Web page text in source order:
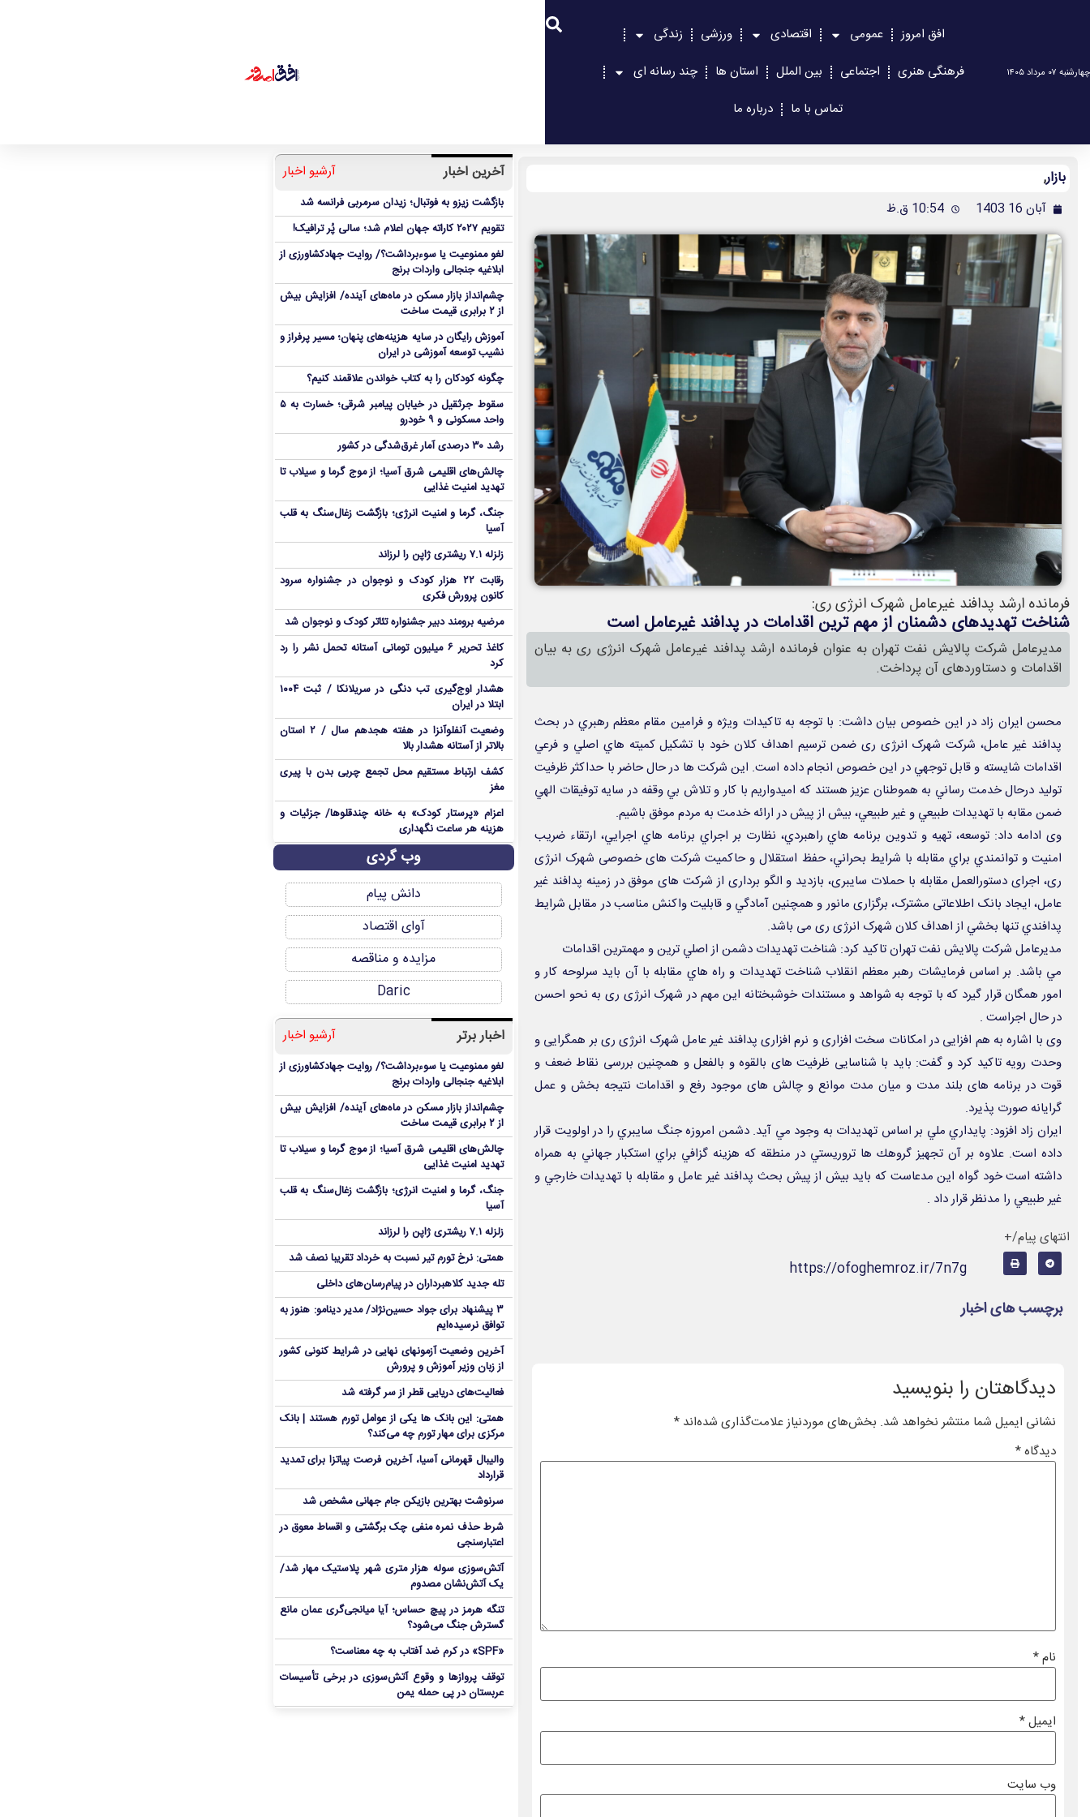
چهارشنبه ۰۷ مرداد ۱۴۰۵
افق امروز عمومی اقتصادی ورزشی
زندگی
فرهنگی هنری
اجتماعی بین الملل استان ها
چند رسانه ای
تماس با ما
درباره ما
بازار,
آبان 16 1403 10:54 ق.ظ
فرمانده ارشد پدافند غیرعامل شهرک انرژی ری:
شناخت تهديدهای دشمنان از مهم ترین اقدامات در پدافند غیرعامل است
مدیرعامل شرکت پالایش نفت تهران به عنوان فرمانده ارشد پدافند غیرعامل شهرک انرژی ری به بیان
اقدامات و دستاوردهای آن پرداخت.
محسن ایران زاد در این خصوص بیان داشت: با توجه به تاكيدات ويژه و فرامين مقام معظم رهبري در بحث
پدافند غير عامل، شركت شهرک انرژی ری ضمن ترسيم اهداف كلان خود با تشكيل كميته هاي اصلي و فرعي
اقدامات شايسته و قابل توجهي در اين خصوص انجام داده است. اين شركت ها در حال حاضر با حداكثر ظرفيت
توليد درحال خدمت رساني به هموطنان عزيز هستند كه اميدواريم با كار و تلاش بي وقفه در سايه توفيقات الهي
ضمن مقابه با تهديدات طبيعي و غير طبيعي، بيش از پيش در ارائه خدمت به مردم موفق باشیم.
وی ادامه داد: توسعه، تهيه و تدوين برنامه هاي راهبردي، نظارت بر اجراي برنامه هاي اجرايي، ارتقاء ضريب
امنيت و توانمندي براي مقابله با شرايط بحراني، حفظ استقلال و حاکمیت شرکت های خصوصی شهرک انرژی
ری، اجرای دستورالعمل مقابله با حملات سایبری، بازدید و الگو برداری از شرکت های موفق در زمینه پدافند غیر
عامل، ایجاد بانک اطلاعاتی مشترک، برگزاری مانور و همچنين آمادگي و قابليت واكنش مناسب در مقابل شرايط
پدافندي تنها بخشي از اهداف كلان شهرک انرژی ری می باشد.
مدیرعامل شرکت پالایش نفت تهران تاکید کرد: شناخت تهديدات دشمن از اصلي ترين و مهمترين اقدامات
مي باشد. بر اساس فرمايشات رهبر معظم انقلاب شناخت تهديدات و راه هاي مقابله با آن بايد سرلوحه كار و
امور همگان قرار گيرد كه با توجه به شواهد و مستندات خوشبختانه اين مهم در شهرک انرژی ری به نحو احسن
در حال اجراست .
وی با اشاره به هم افزایی در امکانات سخت افزاری و نرم افزاری پدافند غیر عامل شهرک انرژی ری بر همگرایی و
وحدت رویه تاکید کرد و گفت: باید با شناسایی ظرفیت های بالقوه و بالفعل و همچنین بررسی نقاط ضعف و
قوت در برنامه های بلند مدت و میان مدت موانع و چالش های موجود رفع و اقدامات نتیجه بخش و عمل
گرایانه صورت پذیرد.
ایران زاد افزود: پايداري ملي بر اساس تهديدات به وجود مي آيد. دشمن امروزه جنگ سايبري را در اولويت قرار
داده است. علاوه بر آن تجهيز گروهك ها تروريستي در منطقه كه هزينه گزافي براي استكبار جهاني به همراه
داشته است خود گواه اين مدعاست كه بايد بيش از پيش بحث پدافند غير عامل و مقابله با تهديدات خارجي و
غير طبيعي را مدنظر قرار داد .
انتهای پیام/+
https://ofoghemroz.ir/7n7g
برچسب های اخبار
دیدگاهتان را بنویسید
نشانی ایمیل شما منتشر نخواهد شد. بخش‌های موردنیاز علامت‌گذاری شده‌اند*
دیدگاه*
نام*
ایمیل*
وب‌ سایت
آخرین اخبار آرشیو اخبار
بازگشت زیزو به فوتبال؛ زیدان سرمربی فرانسه شد
تقویم ۲۰۲۷ کاراته جهان اعلام شد؛ سالی پُر ترافیک!
لغو ممنوعیت یا سوءبرداشت؟/ روایت جهادکشاورزی از
ابلاغیه جنجالی واردات برنج
چشم‌انداز بازار مسکن در ماه‌های آینده/ افزایش بیش
از ۲ برابری قیمت ساخت
آموزش رایگان در سایه هزینه‌های پنهان؛ مسیر پرفراز و
نشیب توسعه آموزشی در ایران
چگونه کودکان را به کتاب خواندن علاقمند کنیم؟
سقوط جرثقیل در خیابان پیامبر شرقی؛ خسارت به ۵
واحد مسکونی و ۹ خودرو
رشد ۳۰ درصدی آمار غرق‌شدگی در کشور
چالش‌های اقلیمی شرق آسیا؛ از موج گرما و سیلاب تا
تهدید امنیت غذایی
جنگ، گرما و امنیت انرژی؛ بازگشت زغال‌سنگ به قلب
آسیا
زلزله ۷.۱ ریشتری ژاپن را لرزاند
رقابت ۲۲ هزار کودک و نوجوان در جشنواره سرود
کانون پرورش فکری
مرضیه برومند دبیر جشنواره تئاتر کودک و نوجوان شد
کاغذ تحریر ۶ میلیون تومانی آستانه تحمل نشر را رد
کرد
هشدار اوج‌گیری تب دنگی در سریلانکا / ثبت ۱۰۰۴
ابتلا در ایران
وضعیت آنفلوآنزا در هفته هجدهم سال / ۲ استان
بالاتر از آستانه هشدار بالا
کشف ارتباط مستقیم محل تجمع چربی بدن با پیری
مغز
اعزام «پرستار کودک» به خانه چندقلوها/ جزئیات و
هزینه هر ساعت نگهداری
وب گردی
دانش پیام
آوای اقتصاد
مزایده و مناقصه
Daric
اخبار برتر آرشیو اخبار
لغو ممنوعیت یا سوءبرداشت؟/ روایت جهادکشاورزی از
ابلاغیه جنجالی واردات برنج
چشم‌انداز بازار مسکن در ماه‌های آینده/ افزایش بیش
از ۲ برابری قیمت ساخت
چالش‌های اقلیمی شرق آسیا؛ از موج گرما و سیلاب تا
تهدید امنیت غذایی
جنگ، گرما و امنیت انرژی؛ بازگشت زغال‌سنگ به قلب
آسیا
زلزله ۷.۱ ریشتری ژاپن را لرزاند
همتی: نرخ تورم تیر نسبت به خرداد تقریبا نصف شد
تله جدید کلاهبرداران در پیام‌رسان‌های داخلی
۳ پیشنهاد برای جواد حسین‌نژاد/ مدیر دینامو: هنوز به
توافق نرسیده‌ایم
آخرین وضعیت آزمونهای نهایی در شرایط کنونی کشور
از زبان وزیر آموزش و پرورش
فعالیت‌های دریایی قطر از سر گرفته شد
همتی: این بانک ها یکی از عوامل تورم هستند | بانک
مرکزی برای مهار تورم چه می‌کند؟
والیبال قهرمانی آسیا، آخرین فرصت پیاتزا برای تمدید
قرارداد
سرنوشت بهترین بازیکن جام جهانی مشخص شد
شرط حذف نمره منفی چک برگشتی و اقساط معوق در
اعتبارسنجی
آتش‌سوزی سوله هزار متری شهر پلاستیک مهار شد/
یک آتش‌نشان مصدوم
تنگه هرمز در پیچ حساس؛ آیا میانجی‌گری عمان مانع
گسترش جنگ می‌شود؟
«SPF» در کرم ضد آفتاب به چه معناست؟
توقف پروازها و وقوع آتش‌سوزی در برخی تأسیسات
عربستان در پی حمله یمن